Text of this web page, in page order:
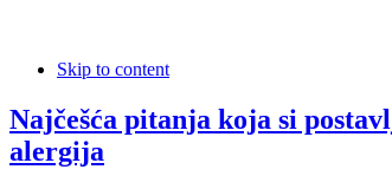
Skip to content
Najčešća pitanja koja si
alergija